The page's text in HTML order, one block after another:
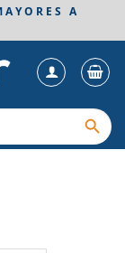
A